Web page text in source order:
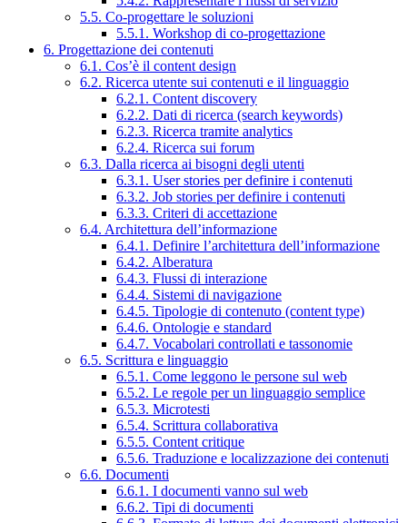
5.5. Co-progettare le soluzioni
5.5.1. Workshop di co-progettazione
6. Progettazione dei contenuti
6.1. Cos’è il content design
6.2. Ricerca utente sui contenuti e il linguaggio
6.2.1. Content discovery
6.2.2. Dati di ricerca (search keywords)
6.2.3. Ricerca tramite analytics
6.2.4. Ricerca sui forum
6.3. Dalla ricerca ai bisogni degli utenti
6.3.1. User stories per definire i contenuti
6.3.2. Job stories per definire i contenuti
6.3.3. Criteri di accettazione
6.4. Architettura dell’informazione
6.4.1. Definire l’architettura dell’informazione
6.4.2. Alberatura
6.4.3. Flussi di interazione
6.4.4. Sistemi di navigazione
6.4.5. Tipologie di contenuto (content type)
6.4.6. Ontologie e standard
6.4.7. Vocabolari controllati e tassonomie
6.5. Scrittura e linguaggio
6.5.1. Come leggono le persone sul web
6.5.2. Le regole per un linguaggio semplice
6.5.3. Microtesti
6.5.4. Scrittura collaborativa
6.5.5. Content critique
6.5.6. Traduzione e localizzazione dei contenuti
6.6. Documenti
6.6.1. I documenti vanno sul web
6.6.2. Tipi di documenti